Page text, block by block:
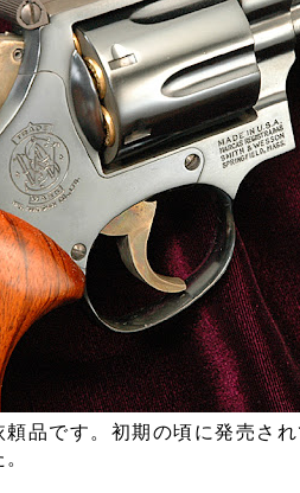
頼品です。初期の頃に発売さ